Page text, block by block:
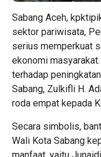
Sabang Aceh,
sektor pariwisata,
serius memperkuat
ekonomi
terhadap
Sabang, Zulkifli H.
roda empat kepada
Secara simbolis,
Wali Kota Sabang